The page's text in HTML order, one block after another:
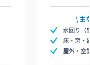
主
水回り（
床・窓・
屋外・空